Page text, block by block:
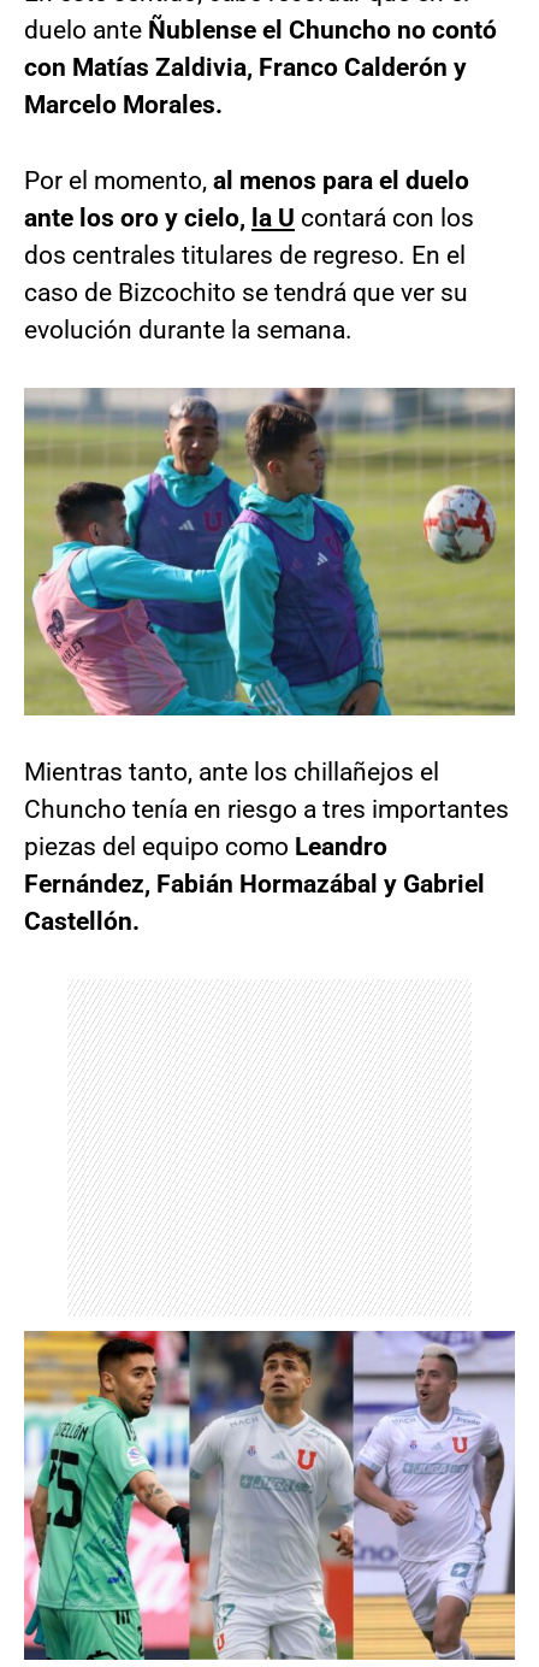
duelo ante Ñublense el Chuncho no contó
con Matías Zaldivia, Franco Calderón y
Marcelo Morales.
Por el momento, al menos para el duelo
ante los oro y cielo, la U contará con los
dos centrales titulares de regreso. En el
caso de Bizcochito se tendrá que ver su
evolución durante la semana.
Mientras tanto, ante los chillañejos el
Chuncho tenía en riesgo a tres importantes
piezas del equipo como Leandro
Fernández, Fabián Hormazábal y Gabriel
Castellón.